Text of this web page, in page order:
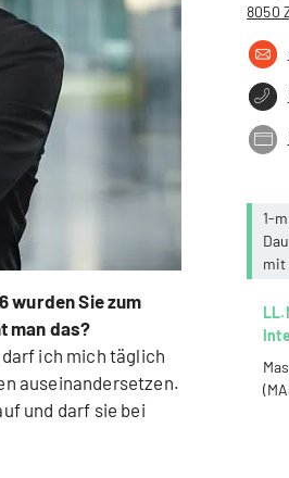
wurden Sie zum
man das?
ich mich täglich
auseinandersetzen.
und darf sie bei
8050
1-
mit